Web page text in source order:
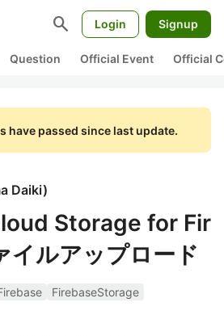
search Login Signup
Question Official Event Official
have passed since last update.
Daiki)
Storage for Fir
イルアップロード
FirebaseStorage